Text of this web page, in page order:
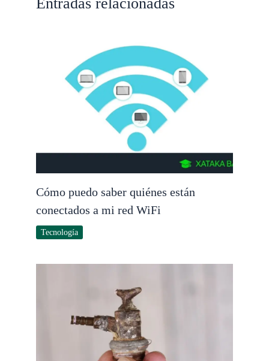
Cómo puedo saber quiénes están
conectados a mi red WiFi
Tecnología